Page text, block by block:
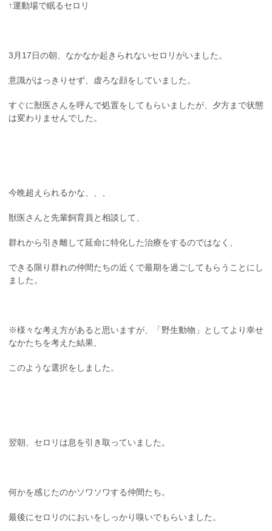
↑運動場で眠るセロリ
3月17日の朝、なかなか起きられないセロリがいました。
意識がはっきりせず、虚ろな顔をしていました。
すぐに獣医さんを呼んで処置をしてもらいましたが、夕方まで状態
は変わりませんでした。
今晩超えられるかな、、、
獣医さんと先輩飼育員と相談して、
群れから引き離して延命に特化した治療をするのではなく、
できる限り群れの仲間たちの近くで最期を過ごしてもらうことにし
ました。
※様々な考え方があると思いますが、「野生動物」としてより幸せ
なかたちを考えた結果、
このような選択をしました。
翌朝、セロリは息を引き取っていました。
何かを感じたのかソワソワする仲間たち。
最後にセロリのにおいをしっかり嗅いでもらいました。